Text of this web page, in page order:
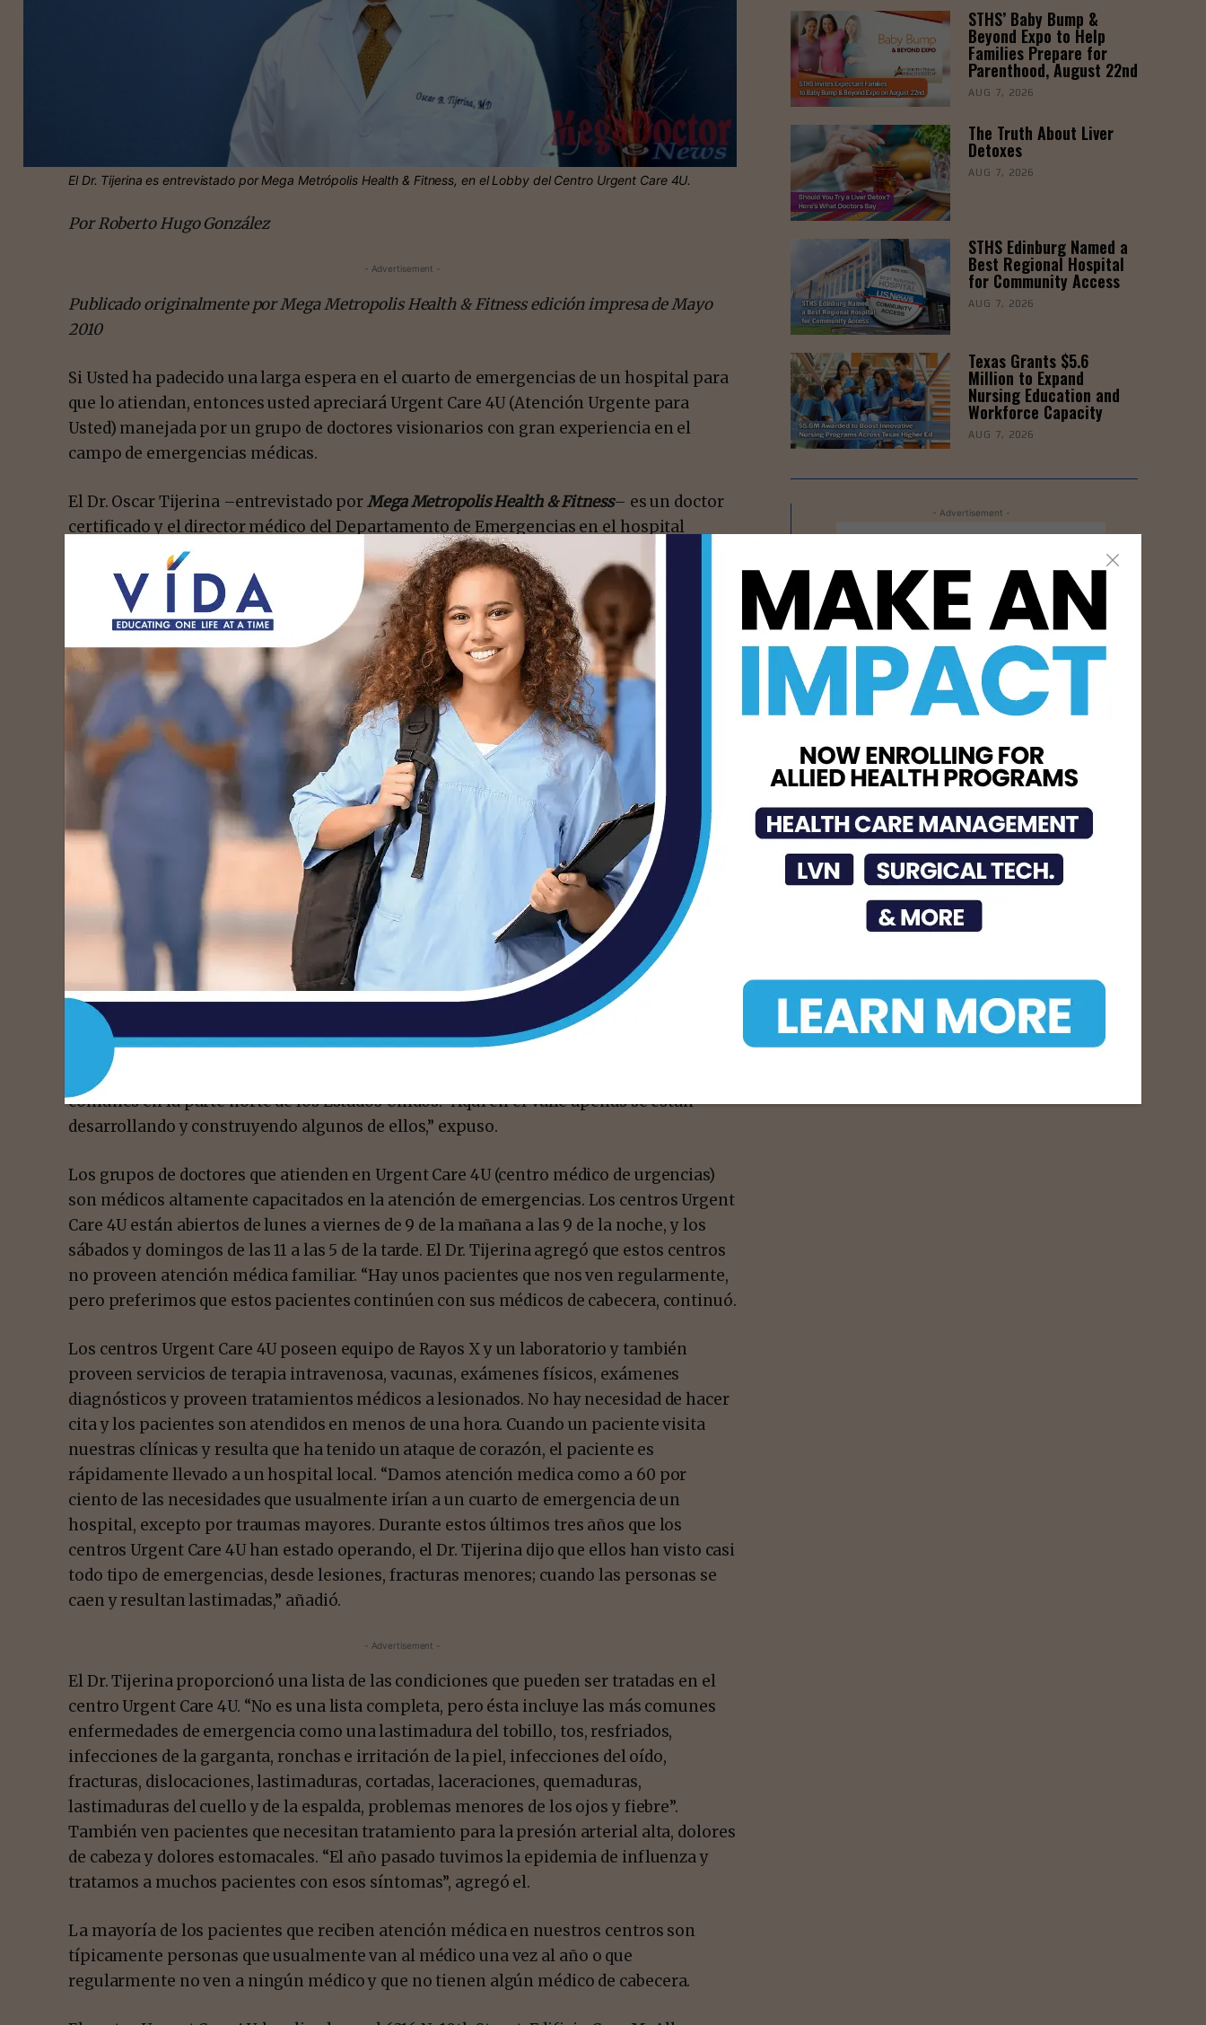
El Dr. Tijerina es entrevistado por Mega Metrópolis Health & Fitness, en el Lobby del Centro Urgent Care 4U.
Por Roberto Hugo González
- Advertisement -
Publicado originalmente porMega Metropolis Health & Fitness edición impresa de Mayo
2010
Si Usted ha padecido una larga espera en el cuarto de emergencias de un hospital para
que lo atiendan, entonces usted apreciará Urgent Care 4U (Atención Urgente para
Usted) manejada por un grupo de doctores visionarios con gran experiencia en el
campo de emergencias médicas.
El Dr. Oscar Tijerina –entrevistado porMega Metropolis Health & Fitness– es un doctor
certificado y el director médico del Departamento de Emergencias en el hospital
Mission Regional Medical Center. El explicó que el centro médico de urgencias Urgent
Care 4U fue creado considerando las grandes necesidades de atención médica de los
residentes del Valle del Río Grande.”
- Advertisement -
El Dr. Tijerina creció en Monterrey, Nuevo León, México; asistió a la Universidad de
Nuevo León, donde estudió Medicina. En la Universidad de Minnesota hizo
investigación médica y tres años de su residencia especializándose en Medicina
Familiar.
Somos un grupo de 14 médicos que proporcionamos personal a los cuartos de
emergencia de los hospitales en Mission y Weslaco. “Tenemos experiencia de las
necesidades y problemas diarios que enfrentan nuestros pacientes cuando buscan
servicios médicos en las salas de emergencia,” expresó. Es de estas experiencias en los
cuartos de emergencia donde surgió la idea de crear un centro de emergencias para
casos menores. Según el Dr. Tijerina estos tipos de centros de emergencia son muy
comunes en la parte norte de los Estados Unidos. “Aquí en el Valle apenas se están
desarrollando y construyendo algunos de ellos,” expuso.
Los grupos de doctores que atienden en Urgent Care 4U (centro médico de urgencias)
son médicos altamente capacitados en la atención de emergencias. Los centros Urgent
Care 4U están abiertos de lunes a viernes de 9 de la mañana a las 9 de la noche, y los
sábados y domingos de las 11 a las 5 de la tarde. El Dr. Tijerina agregó que estos centros
no proveen atención médica familiar. “Hay unos pacientes que nos ven regularmente,
pero preferimos que estos pacientes continúen con sus médicos de cabecera, continuó.
Los centros Urgent Care 4U poseen equipo de Rayos X y un laboratorio y también
proveen servicios de terapia intravenosa, vacunas, exámenes físicos, exámenes
diagnósticos y proveen tratamientos médicos a lesionados. No hay necesidad de hacer
cita y los pacientes son atendidos en menos de una hora. Cuando un paciente visita
nuestras clínicas y resulta que ha tenido un ataque de corazón, el paciente es
rápidamente llevado a un hospital local. “Damos atención medica como a 60 por
ciento de las necesidades que usualmente irían a un cuarto de emergencia de un
hospital, excepto por traumas mayores. Durante estos últimos tres años que los
centros Urgent Care 4U han estado operando, el Dr. Tijerina dijo que ellos han visto casi
todo tipo de emergencias, desde lesiones, fracturas menores; cuando las personas se
caen y resultan lastimadas,” añadió.
- Advertisement -
El Dr. Tijerina proporcionó una lista de las condiciones que pueden ser tratadas en el
centro Urgent Care 4U. “No es una lista completa, pero ésta incluye las más comunes
enfermedades de emergencia como una lastimadura del tobillo, tos, resfriados,
infecciones de la garganta, ronchas e irritación de la piel, infecciones del oído,
fracturas, dislocaciones, lastimaduras, cortadas, laceraciones, quemaduras,
lastimaduras del cuello y de la espalda, problemas menores de los ojos y fiebre”.
También ven pacientes que necesitan tratamiento para la presión arterial alta, dolores
de cabeza y dolores estomacales. “El año pasado tuvimos la epidemia de influenza y
tratamos a muchos pacientes con esos síntomas”, agregó el.
La mayoría de los pacientes que reciben atención médica en nuestros centros son
típicamente personas que usualmente van al médico una vez al año o que
regularmente no ven a ningún médico y que no tienen algún médico de cabecera.
STHS’ Baby Bump &
Beyond Expo to Help
Families Prepare for
Parenthood, August 22nd
AUG 7, 2026
The Truth About Liver
Detoxes
AUG 7, 2026
STHS Edinburg Named a
Best Regional Hospital
for Community Access
AUG 7, 2026
Texas Grants $5.6
Million to Expand
Nursing Education and
Workforce Capacity
AUG 7, 2026
- Advertisement -